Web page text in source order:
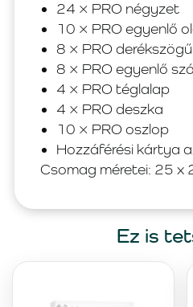
24 × PRO négyzet
10 × PRO egyenlő
8 × PRO
8 × PRO egyenlő
4 × PRO téglalap
4 × PRO deszka
10 × PRO oszlop
Hozzáférési kártya
Csomag méretei: 25 x
Ez is